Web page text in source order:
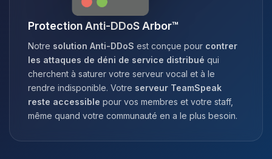
Protection Anti-DDoS Arbor™
Notre solution Anti-DDoS est conçue pour contrer
les attaques de déni de service distribué qui
cherchent à saturer votre serveur vocal et à le
rendre indisponible. Votre serveur TeamSpeak
reste accessible pour vos membres et votre staff,
même quand votre communauté en a le plus besoin.